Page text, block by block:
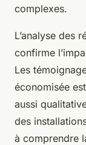
complexes.
L’analyse des
confirme
Les
économisée
aussi
des
à comprendre